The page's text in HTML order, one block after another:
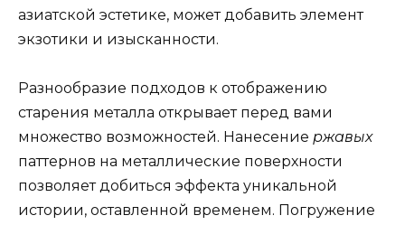
азиатской эстетике, может добавить элемент
экзотики и изысканности.
Разнообразие подходов к отображению
старения металла открывает перед вами
множество возможностей. Нанесение ржавых
паттернов на металлические поверхности
позволяет добиться эффекта уникальной
истории, оставленной временем. Погружение